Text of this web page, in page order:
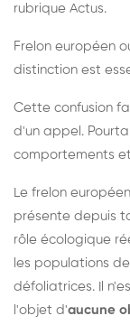
rubrique Actus.
Frelon européen
distinction est
Cette confusion
d'un appel.
comportements
Le frelon
présente depuis
rôle écologique
les populations
défoliatrices. Il
l'objet d'aucune